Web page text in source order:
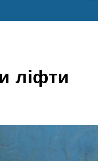
ліфти